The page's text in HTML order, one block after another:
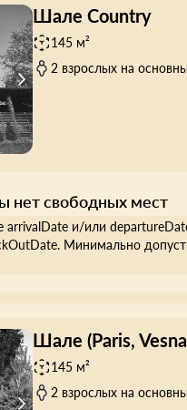
Шале Country
145 м²
2 взрослых на
нет свободных мест
arrivalDate и/или
Минимально
Шале (Paris,
145 м²
2 взрослых на